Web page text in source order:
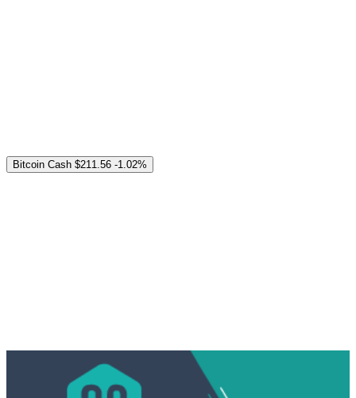
Bitcoin Cash $211.56 -1.02%